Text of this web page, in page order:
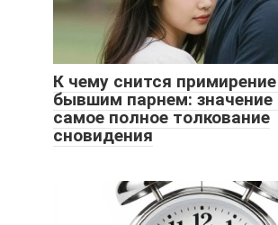
К чему снится
бывшим парнем: значение
самое полное толкование
сновидения